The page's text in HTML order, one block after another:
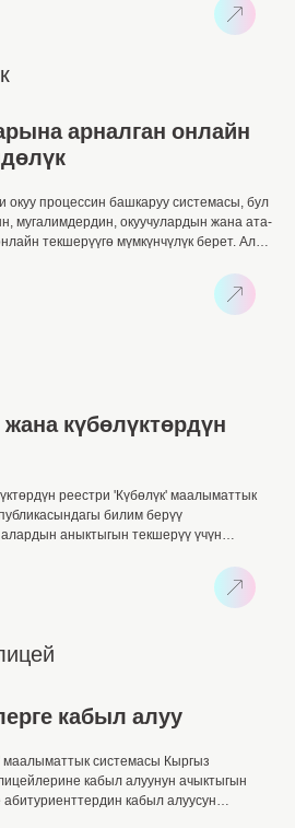
арналган онлайн
окуу процессин башкаруу системасы, бул
мугалимдердин, окуучулардын жана ата-
текшерүүгө мүмкүнчүлүк берет. Ал
көзөмөлдөөгө жардам
катышууну камсыз кылат. Э-Күндөлүк
натыйжалуулугун жогорулатуу
жеңилдетет.
күбөлүктөрдүн
реестри 'Күбөлүк' маалыматтык
билим берүү
аныктыгын текшерүү үчүн
кабыл алуу
системасы Кыргыз
кабыл алуунун ачыктыгын
кабыл алуусун